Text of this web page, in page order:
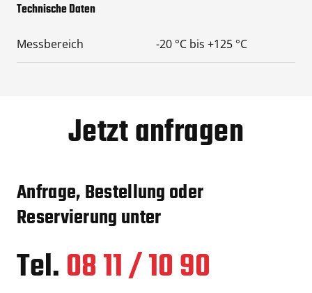
Technische Daten
Messbereich -20 °C bis +125 °C
Jetzt anfragen
Anfrage, Bestellung oder
Reservierung unter
Tel.08 11 / 10 90